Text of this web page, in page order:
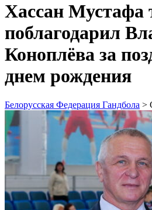
Хассан Мустафа
поблагодарил
Коноплёва за
днем рождения
Белорусская Федерация Гандбола >